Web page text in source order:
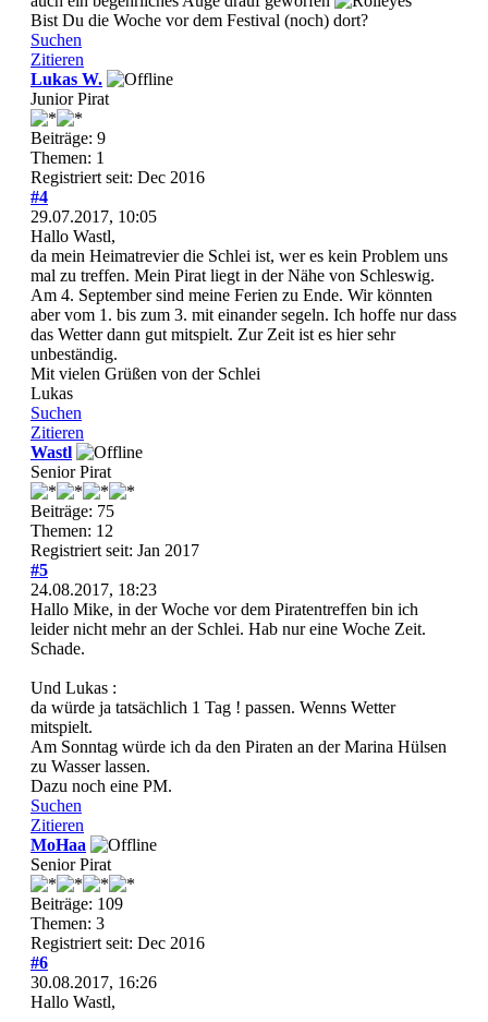
Bist Du die Woche vor dem Festival (noch) dort?
Suchen
Zitieren
Lukas W.
Junior Pirat
Beiträge: 9
Themen: 1
Registriert seit: Dec 2016
#4
29.07.2017, 10:05
Hallo Wastl,
da mein Heimatrevier die Schlei ist, wer es kein Problem uns
mal zu treffen. Mein Pirat liegt in der Nähe von Schleswig.
Am 4. September sind meine Ferien zu Ende. Wir könnten
aber vom 1. bis zum 3. mit einander segeln. Ich hoffe nur dass
das Wetter dann gut mitspielt. Zur Zeit ist es hier sehr
unbeständig.
Mit vielen Grüßen von der Schlei
Lukas
Suchen
Zitieren
Wastl
Senior Pirat
Beiträge: 75
Themen: 12
Registriert seit: Jan 2017
#5
24.08.2017, 18:23
Hallo Mike, in der Woche vor dem Piratentreffen bin ich
leider nicht mehr an der Schlei. Hab nur eine Woche Zeit.
Schade.
Und Lukas :
da würde ja tatsächlich 1 Tag ! passen. Wenns Wetter
mitspielt.
Am Sonntag würde ich da den Piraten an der Marina Hülsen
zu Wasser lassen.
Dazu noch eine PM.
Suchen
Zitieren
MoHaa
Senior Pirat
Beiträge: 109
Themen: 3
Registriert seit: Dec 2016
#6
30.08.2017, 16:26
Hallo Wastl,